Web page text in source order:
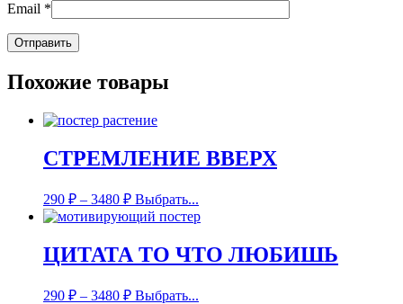
Email *
Похожие товары
СТРЕМЛЕНИЕ ВВЕРХ
290 ₽ – 3480 ₽ Выбрать...
ЦИТАТА ТО ЧТО ЛЮБИШЬ
290 ₽ – 3480 ₽ Выбрать...